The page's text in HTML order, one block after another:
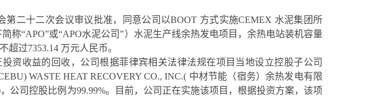
第二十二次会议审议批准，同意公司以BOOT 方式实施CEMEX 水泥集团所
简称“APO”或“APO水泥公司”）水泥生产线余热发电项目，余热电站装机容量
超过7353.14 万元人民币。
资收益的回收，公司根据菲律宾相关法律法规在项目当地设立控股子公司
WASTE HEAT RECOVERY CO., INC.( 中材节能（宿务）余热发电有限
公司控股比例为99.99%。目前，公司正在实施该项目，根据投资方案，该项